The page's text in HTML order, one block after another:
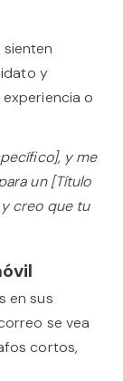
y
o
y me
un [Título
creo que tu
en sus
se vea
cortos,